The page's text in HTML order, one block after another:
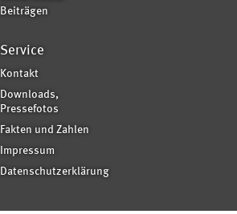
Beiträgen
Service
Kontakt
Downloads,
Pressefotos
Fakten und Zahlen
Impressum
Datenschutzerklärung